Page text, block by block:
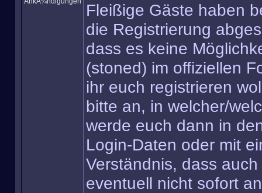
Fleißige Gäste haben
die Registrierung
dass es keine
(stoned) im offiziellen
ihr euch registrieren
bitte an, in welcher/
werde euch dann in
Login-Daten oder mit
Verständnis, dass
eventuell nicht sofort